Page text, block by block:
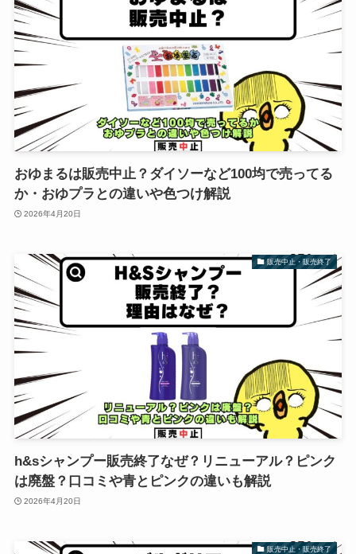
おゆまるは販売中止？ダイソーなど100均で売ってる
か・おゆプラとの違いや色つけ解説
2026年4月20日
販売中止・販売終了
h&sシャンプー販売終了なぜ？リニューアル？ピンク
は廃盤？口コミや青とピンクの違いも解説
2026年4月20日
販売中止・販売終了